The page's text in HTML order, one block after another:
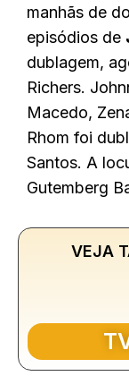
manhãs de
episódios de
dublagem,
Richers.
Macedo,
Rhom foi
Santos. A
Gutemberg
VEJA